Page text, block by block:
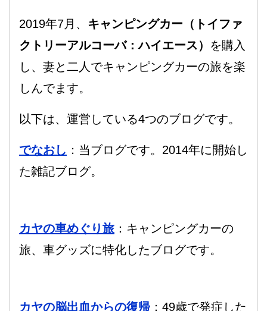
2019年7月、 キャンピングカー（トイファ
クトリーアルコーバ：ハイエース） を購入
し、妻と二人でキャンピングカーの旅を楽
しんでます。
以下は、運営している4つのブログです。
でなおし ：当ブログです。2014年に開始し
た雑記ブログ。
カヤの車めぐり旅 ：キャンピングカーの
旅、車グッズに特化したブログです。
カヤの脳出血からの復帰 ：49歳で発症した